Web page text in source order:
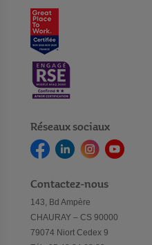
Réseaux sociaux
Contactez-nous
143, Bd Ampère
CHAURAY – CS 90000
79074 Niort Cedex 9